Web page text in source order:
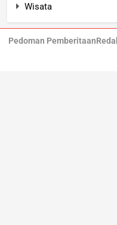
Wisata
Pedoman Pemberitaan